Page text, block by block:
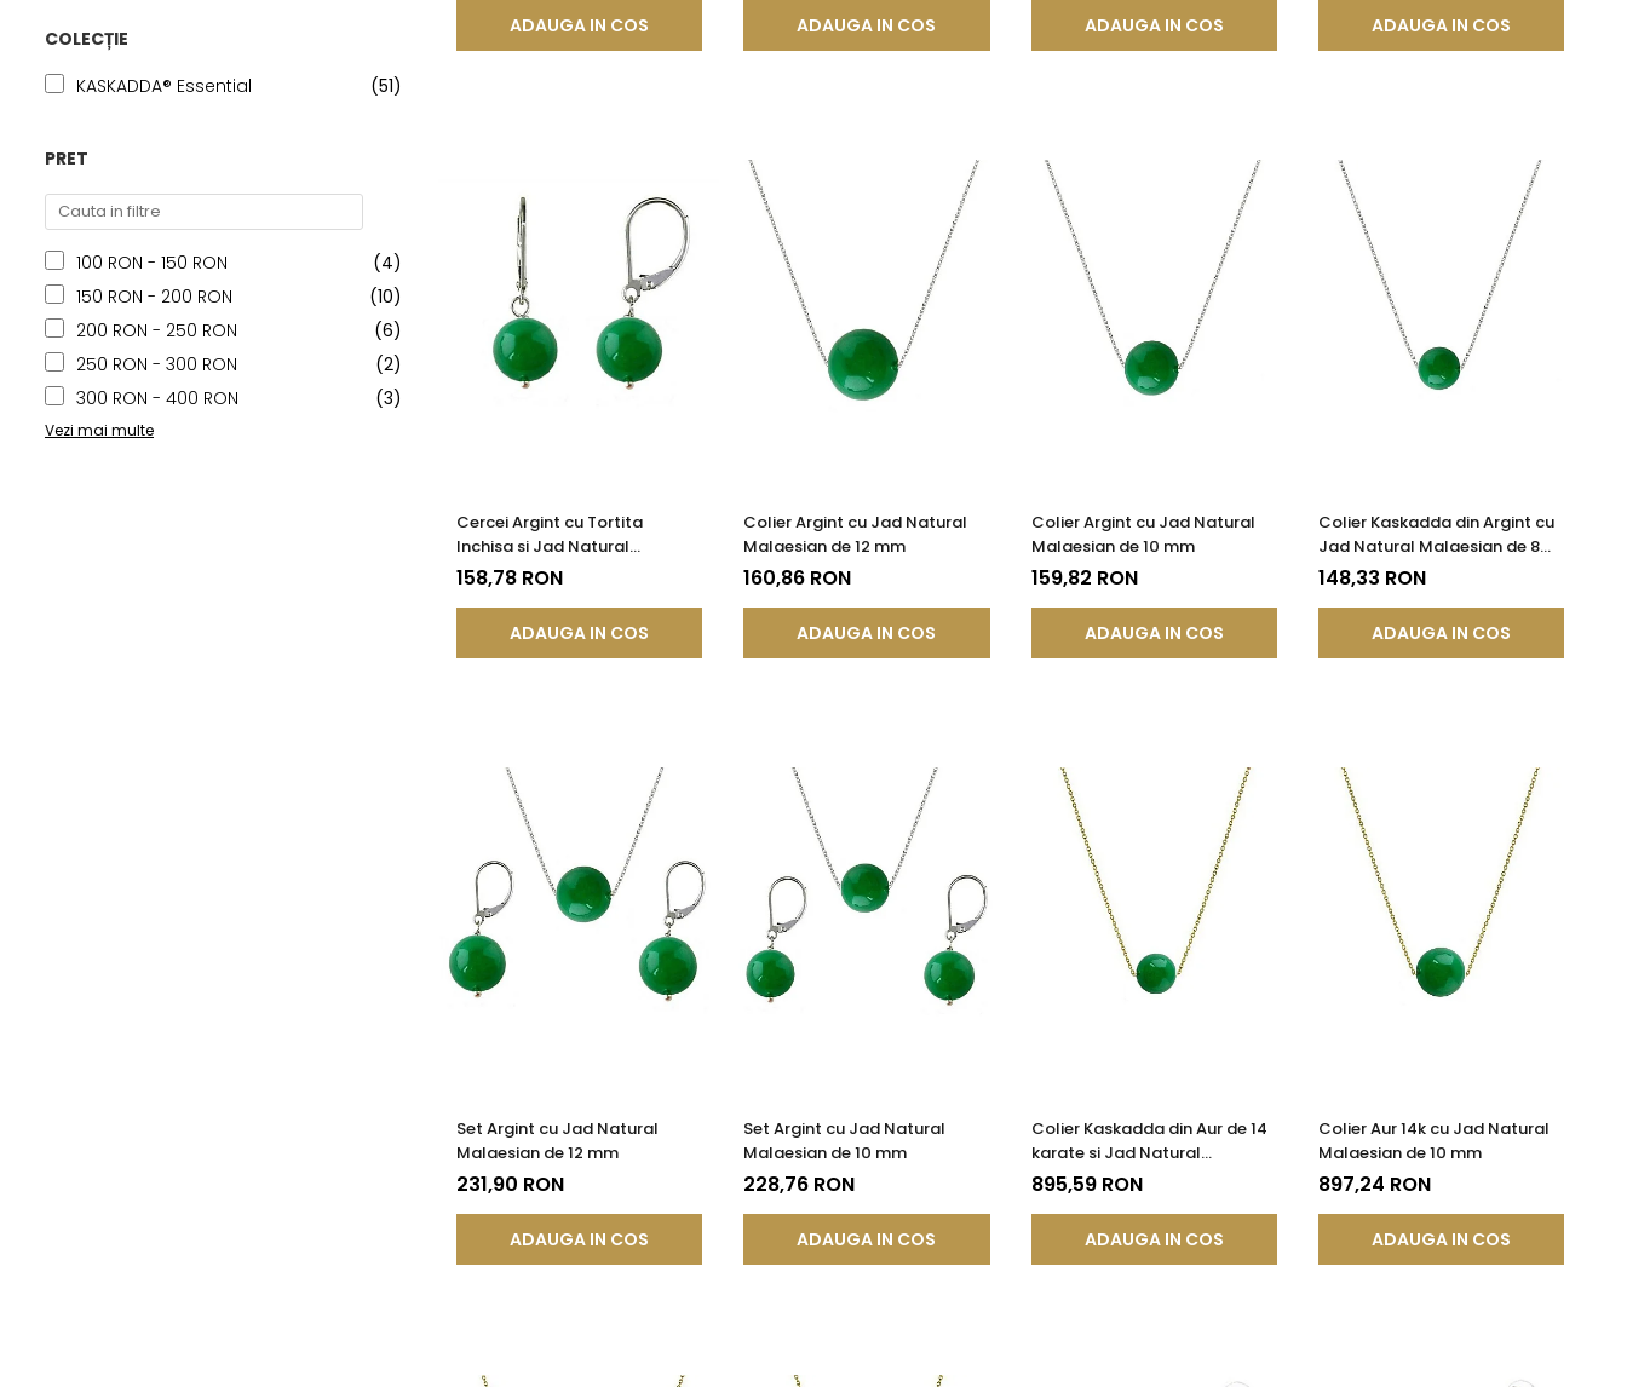
COLECȚIE
KASKADDA® Essential
(51)
PRET
100 RON - 150 RON
(4)
150 RON - 200 RON
(10)
200 RON - 250 RON
(6)
250 RON - 300 RON
(2)
300 RON - 400 RON
(3)
Vezi mai multe
ADAUGA IN COS ADAUGA IN COS ADAUGA IN COS ADAUGA IN COS
Cercei Argint cu Tortita
Inchisa si Jad Natural
Malaesian de 8 mm
158,78 RON
ADAUGA IN COS
Colier Argint cu Jad Natural
Malaesian de 12 mm
160,86 RON
ADAUGA IN COS
Colier Argint cu Jad Natural
Malaesian de 10 mm
159,82 RON
ADAUGA IN COS
Colier Kaskadda din Argint cu
Jad Natural Malaesian de 8
mm
148,33 RON
ADAUGA IN COS
Set Argint cu Jad Natural
Malaesian de 12 mm
231,90 RON
ADAUGA IN COS
Set Argint cu Jad Natural
Malaesian de 10 mm
228,76 RON
ADAUGA IN COS
Colier Kaskadda din Aur de 14
karate si Jad Natural
Malaesian de 8 mm
895,59 RON
ADAUGA IN COS
Colier Aur 14k cu Jad Natural
Malaesian de 10 mm
897,24 RON
ADAUGA IN COS